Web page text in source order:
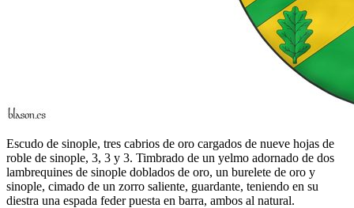
Escudo de sinople, tres cabrios de oro cargados de nueve hojas de
roble de sinople, 3, 3 y 3. Timbrado de un yelmo adornado de dos
lambrequines de sinople doblados de oro, un burelete de oro y
sinople, cimado de un zorro saliente, guardante, teniendo en su
diestra una espada feder puesta en barra, ambos al natural.